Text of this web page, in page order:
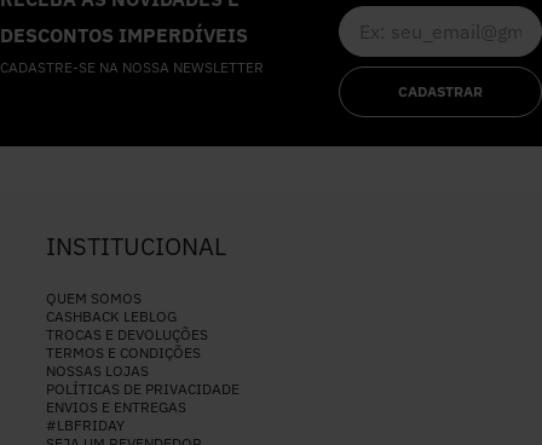
DESCONTOS IMPERDÍVEIS
CADASTRE-SE NA NOSSA NEWSLETTER
CADASTRAR
INSTITUCIONAL
QUEM SOMOS
CASHBACK LEBLOG
TROCAS E DEVOLUÇÕES
TERMOS E CONDIÇÕES
NOSSAS LOJAS
POLÍTICAS DE PRIVACIDADE
ENVIOS E ENTREGAS
#LBFRIDAY